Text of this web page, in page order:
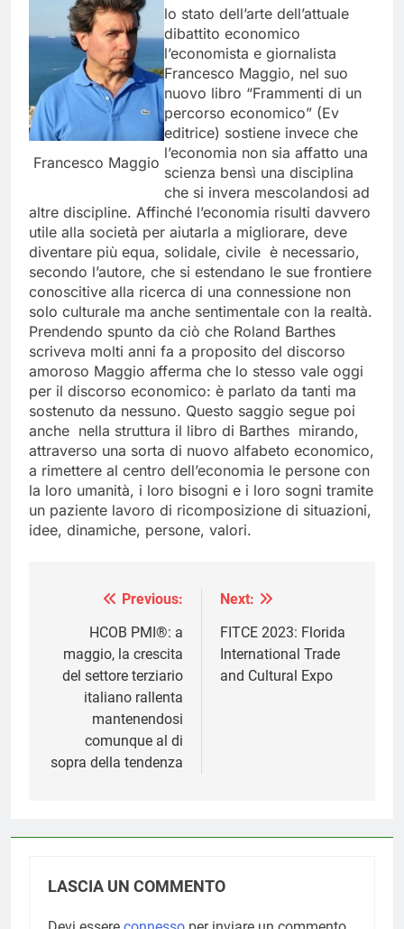
Francesco Maggio
lo stato dell’arte dell’attuale
dibattito economico
l’economista e giornalista
Francesco Maggio, nel suo
nuovo libro “Frammenti di un
percorso economico” (Ev
editrice) sostiene invece che
l’economia non sia affatto una
scienza bensì una disciplina
che si invera mescolandosi ad
altre discipline. Affinché l’economia risulti davvero
utile alla società per aiutarla a migliorare, deve
diventare più equa, solidale, civile è necessario,
secondo l’autore, che si estendano le sue frontiere
conoscitive alla ricerca di una connessione non
solo culturale ma anche sentimentale con la realtà.
Prendendo spunto da ciò che Roland Barthes
scriveva molti anni fa a proposito del discorso
amoroso Maggio afferma che lo stesso vale oggi
per il discorso economico: è parlato da tanti ma
sostenuto da nessuno. Questo saggio segue poi
anche nella struttura il libro di Barthes mirando,
attraverso una sorta di nuovo alfabeto economico,
a rimettere al centro dell’economia le persone con
la loro umanità, i loro bisogni e i loro sogni tramite
un paziente lavoro di ricomposizione di situazioni,
idee, dinamiche, persone, valori.
Navigazione
articoli
Previous:
HCOB PMI®: a
maggio, la crescita
del settore terziario
italiano rallenta
mantenendosi
comunque al di
sopra della tendenza
Next:
FITCE 2023: Florida
International Trade
and Cultural Expo
LASCIA UN COMMENTO